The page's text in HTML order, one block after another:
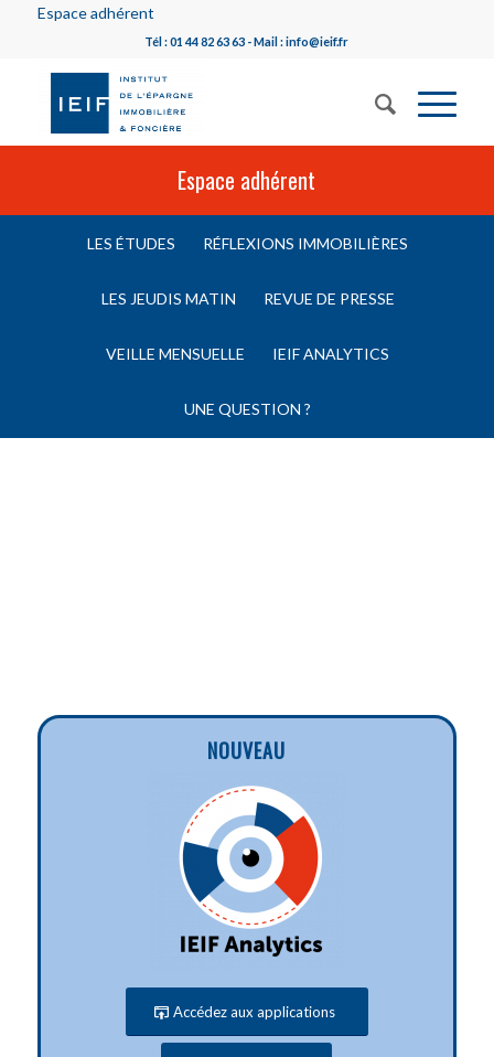
Espace adhérent
Tél : 01 44 82 63 63 - Mail : info@ieif.fr
Espace adhérent
LES ÉTUDES RÉFLEXIONS IMMOBILIÈRES
LES JEUDIS MATIN REVUE DE PRESSE
VEILLE MENSUELLE IEIF ANALYTICS
UNE QUESTION ?
NOUVEAU
Accédez aux applications